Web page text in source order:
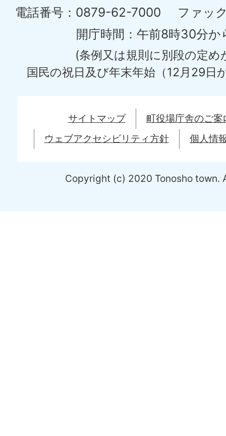
土
庄
町
Tonosyo
Town
電話番号：0879-62-7000
ファッ
開庁時間：午前8時30分か
(条例又は規則に別段の定め
国民の祝日及び年末年始（12月29日
サイトマップ
町役場庁舎のご案
ウェブアクセシビリティ方針
個人情
Copyright (c) 2020 Tonosho town.